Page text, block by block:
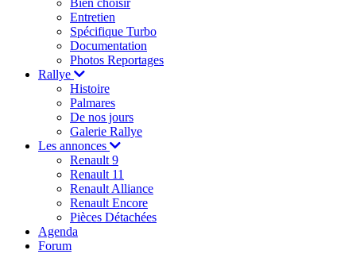
Bien choisir
Entretien
Spécifique Turbo
Documentation
Photos Reportages
Rallye
Histoire
Palmares
De nos jours
Galerie Rallye
Les annonces
Renault 9
Renault 11
Renault Alliance
Renault Encore
Pièces Détachées
Agenda
Forum